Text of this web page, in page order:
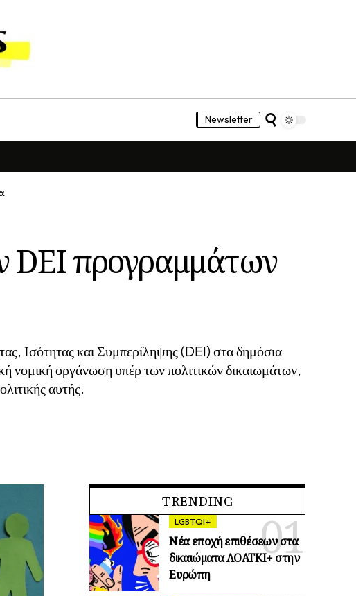
Newsletter
DEI προγραμμάτων
Ισότητας και Συμπερίληψης (DEI) στα δημόσια
οργάνωση υπέρ των πολιτικών δικαιωμάτων,
αυτής.
TRENDING
LGBTQI+
Νέα εποχή επιθέσεων στα
δικαιώματα ΛΟΑΤΚΙ+ στην
Ευρώπη